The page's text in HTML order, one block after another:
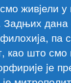
живjели
дана
па
као што смо
jе